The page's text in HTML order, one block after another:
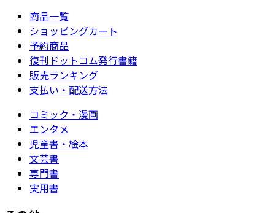
商品一覧
ショッピングカート
予約商品
復刊ドットコム発行書籍
販売ランキング
支払い・配送方法
コミック・漫画
エンタメ
児童書・絵本
文芸書
専門書
実用書